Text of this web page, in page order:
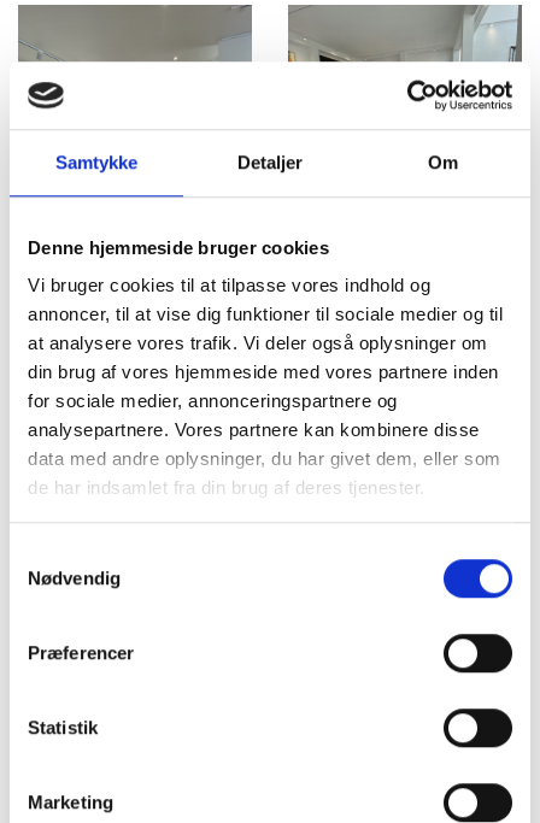
Samtykke Detaljer Om
Denne hjemmeside bruger cookies
Vi bruger cookies til at tilpasse vores indhold og
annoncer, til at vise dig funktioner til sociale medier og til
at analysere vores trafik. Vi deler også oplysninger om
din brug af vores hjemmeside med vores partnere inden
for sociale medier, annonceringspartnere og
analysepartnere. Vores partnere kan kombinere disse
data med andre oplysninger, du har givet dem, eller som
de har indsamlet fra din brug af deres tjenester.
Nødvendig
Præferencer
Statistik
Marketing